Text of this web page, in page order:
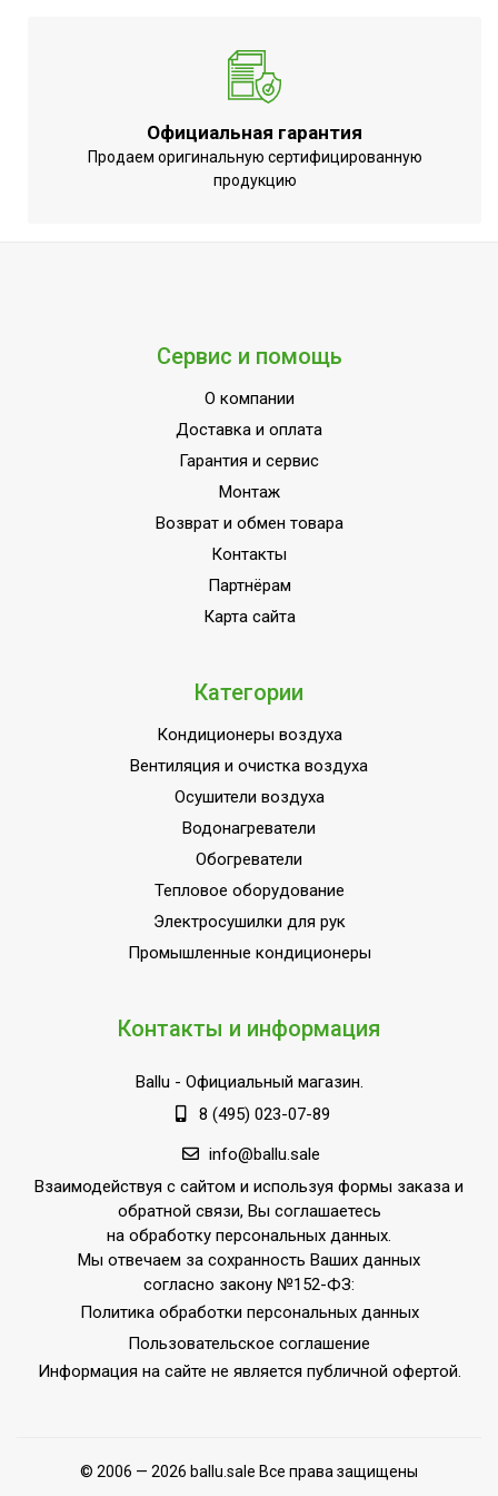
Официальная гарантия
Продаем оригинальную сертифицированную
продукцию
Сервис и помощь
О компании
Доставка и оплата
Гарантия и сервис
Монтаж
Возврат и обмен товара
Контакты
Партнёрам
Карта сайта
Категории
Кондиционеры воздуха
Вентиляция и очистка воздуха
Осушители воздуха
Водонагреватели
Обогреватели
Тепловое оборудование
Электросушилки для рук
Промышленные кондиционеры
Контакты и информация
Ballu - Официальный магазин.
8 (495) 023-07-89
info@ballu.sale
Взаимодействуя с сайтом и используя формы заказа и
обратной связи, Вы соглашаетесь
на обработку персональных данных.
Мы отвечаем за сохранность Ваших данных
согласно закону №152-ФЗ:
Политика обработки персональных данных
Пользовательское соглашение
Информация на сайте не является публичной офертой.
© 2006 — 2026 ballu.sale Все права защищены